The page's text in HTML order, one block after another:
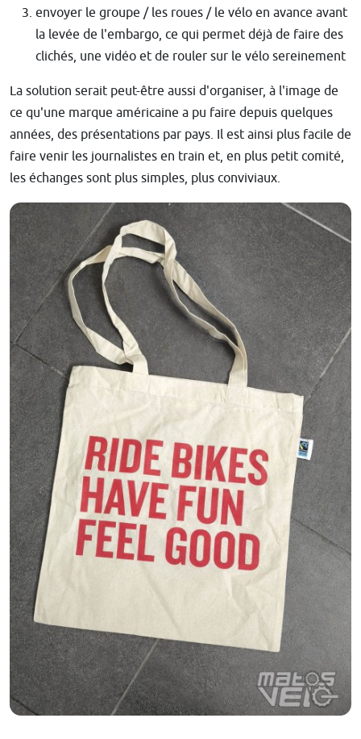
envoyer le groupe / les roues / le vélo en avance avant
la levée de l'embargo, ce qui permet déjà de faire des
clichés, une vidéo et de rouler sur le vélo sereinement
La solution serait peut-être aussi d'organiser, à l'image de
ce qu'une marque américaine a pu faire depuis quelques
années, des présentations par pays. Il est ainsi plus facile de
faire venir les journalistes en train et, en plus petit comité,
les échanges sont plus simples, plus conviviaux.